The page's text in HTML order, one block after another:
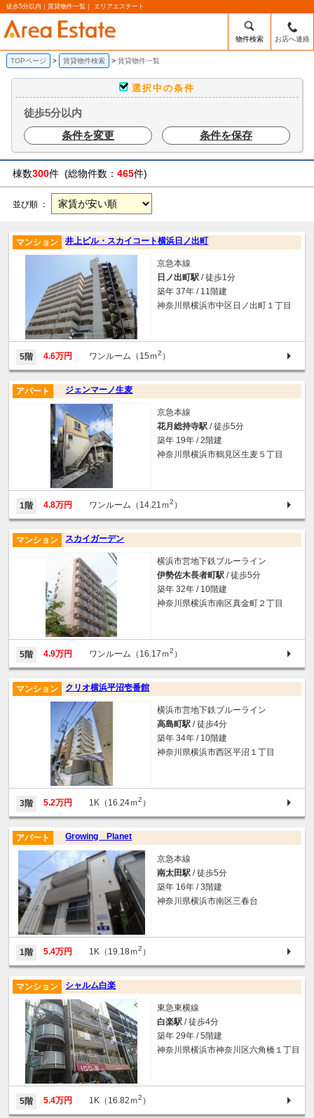
徒歩5分以内｜賃貸物件一覧｜ エリアエステート
物件検索 お店へ連絡
TOPページ 賃貸物件検索 賃貸物件一覧
選択中の条件
徒歩5分以内
条件を変更
条件を保存
棟数300件 (総物件数： 465件)
並び順 ：
井上ビル・スカイコート横浜日ノ出町
マンション
京急本線
日ノ出町駅 / 徒歩1分
築年 37年 / 11階建
神奈川県横浜市中区日ノ出町１丁目
5階 4.6万円 ワンルーム（15ｍ2 ）
ジェンマーノ生麦
アパート
京急本線
花月総持寺駅 / 徒歩5分
築年 19年 / 2階建
神奈川県横浜市鶴見区生麦５丁目
1階 4.8万円 ワンルーム（14.21ｍ2 ）
スカイガーデン
マンション
横浜市営地下鉄ブルーライン
伊勢佐木長者町駅 / 徒歩5分
築年 32年 / 10階建
神奈川県横浜市南区真金町２丁目
5階 4.9万円 ワンルーム（16.17ｍ2 ）
クリオ横浜平沼壱番館
マンション
横浜市営地下鉄ブルーライン
高島町駅 / 徒歩4分
築年 34年 / 10階建
神奈川県横浜市西区平沼１丁目
3階 5.2万円 1K（16.24ｍ2 ）
Growing Planet
アパート
京急本線
南太田駅 / 徒歩5分
築年 16年 / 3階建
神奈川県横浜市南区三春台
1階 5.4万円 1K（19.18ｍ2 ）
シャルム白楽
マンション
東急東横線
白楽駅 / 徒歩4分
築年 29年 / 5階建
神奈川県横浜市神奈川区六角橋１丁目
5階 5.4万円 1K（16.82ｍ2 ）